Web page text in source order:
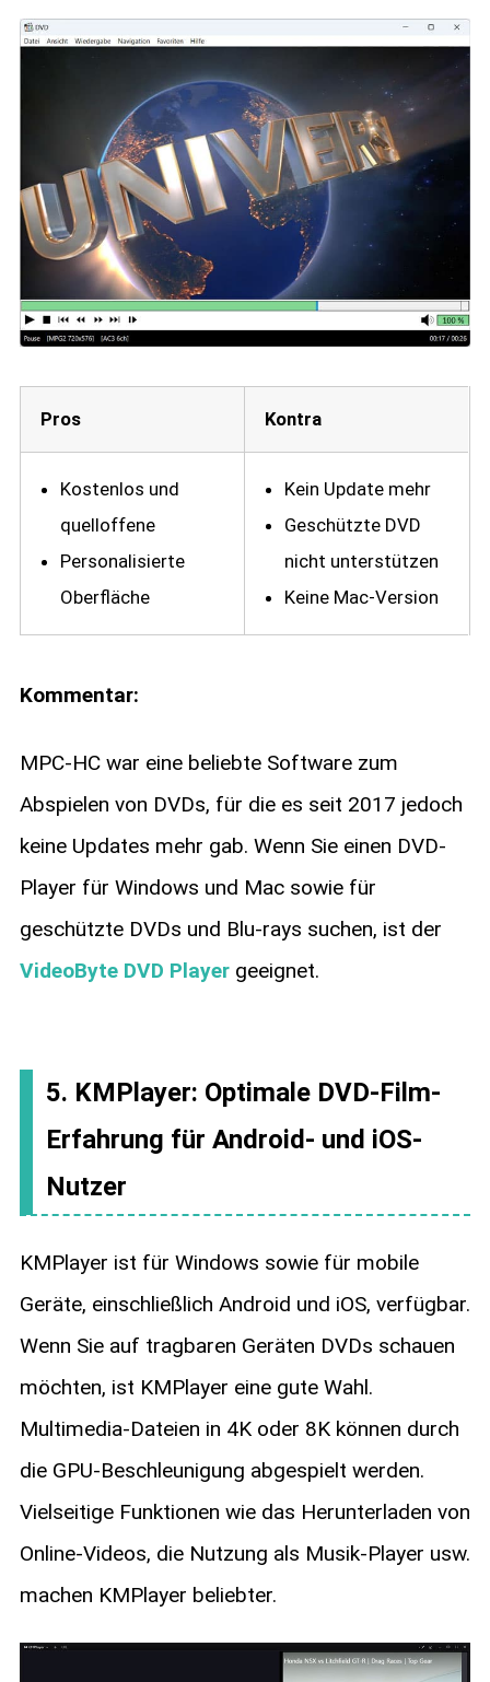
Pros Kontra
Kostenlos und
quelloffene
Personalisierte
Oberfläche
Kein Update mehr
Geschützte DVD
nicht unterstützen
Keine Mac-Version
Kommentar:
MPC-HC war eine beliebte Software zum
Abspielen von DVDs, für die es seit 2017 jedoch
keine Updates mehr gab. Wenn Sie einen DVD-
Player für Windows und Mac sowie für
geschützte DVDs und Blu-rays suchen, ist der
VideoByte DVD Playergeeignet.
5. KMPlayer: Optimale DVD-Film-
Erfahrung für Android- und iOS-
Nutzer
KMPlayer ist für Windows sowie für mobile
Geräte, einschließlich Android und iOS, verfügbar.
Wenn Sie auf tragbaren Geräten DVDs schauen
möchten, ist KMPlayer eine gute Wahl.
Multimedia-Dateien in 4K oder 8K können durch
die GPU-Beschleunigung abgespielt werden.
Vielseitige Funktionen wie das Herunterladen von
Online-Videos, die Nutzung als Musik-Player usw.
machen KMPlayer beliebter.